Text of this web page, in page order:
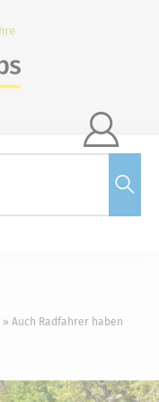

Auch Radfahrer haben